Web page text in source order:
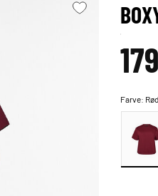
Farve: Rød